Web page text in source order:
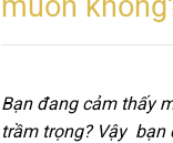
Bạn đang cảm thấy
trầm trọng? Vậy bạn